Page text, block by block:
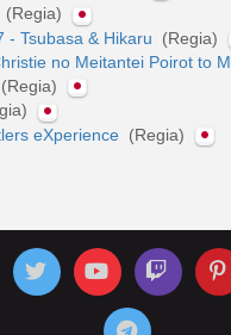
(Regia)
- Tsubasa & Hikaru
(Regia)
no Meitantei Poirot to
(Regia)
eXperience (Regia)